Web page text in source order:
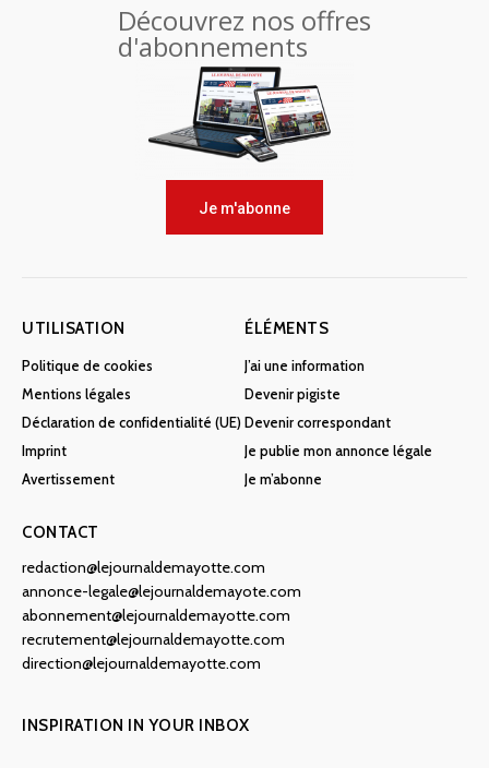
Découvrez nos offres
d'abonnements
Je m'abonne
UTILISATION
Politique de cookies
Mentions légales
Déclaration de confidentialité (UE)
Imprint
Avertissement
ÉLÉMENTS
J’ai une information
Devenir pigiste
Devenir correspondant
Je publie mon annonce légale
Je m’abonne
CONTACT
redaction@lejournaldemayotte.com
annonce-legale@lejournaldemayote.com
abonnement@lejournaldemayotte.com
recrutement@lejournaldemayotte.com
direction@lejournaldemayotte.com
INSPIRATION IN YOUR INBOX